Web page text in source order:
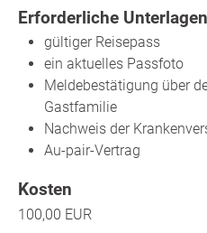
Erforderliche Unterlagen
gültiger Reisepass
ein aktuelles Passfoto
Meldebestätigung über
Gastfamilie
Nachweis der
Au-pair-Vertrag
Kosten
100,00 EUR